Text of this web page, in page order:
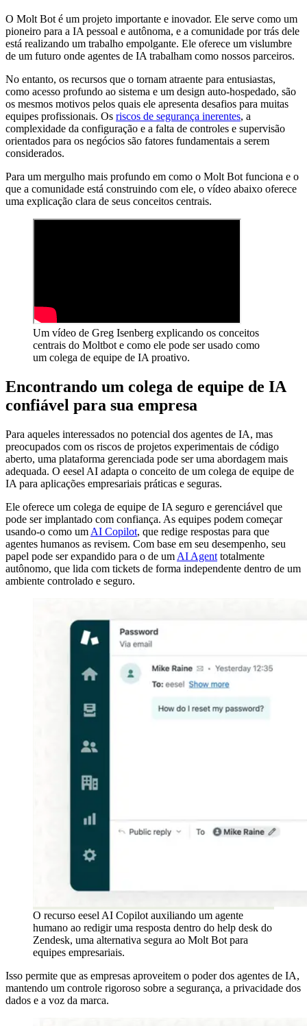
O Molt Bot é um projeto importante e inovador. Ele serve como um
pioneiro para a IA pessoal e autônoma, e a comunidade por trás dele
está realizando um trabalho empolgante. Ele oferece um vislumbre
de um futuro onde agentes de IA trabalham como nossos parceiros.
No entanto, os recursos que o tornam atraente para entusiastas,
como acesso profundo ao sistema e um design auto-hospedado, são
os mesmos motivos pelos quais ele apresenta desafios para muitas
equipes profissionais. Os riscos de segurança inerentes, a
complexidade da configuração e a falta de controles e supervisão
orientados para os negócios são fatores fundamentais a serem
considerados.
Para um mergulho mais profundo em como o Molt Bot funciona e o
que a comunidade está construindo com ele, o vídeo abaixo oferece
uma explicação clara de seus conceitos centrais.
Um vídeo de Greg Isenberg explicando os conceitos
centrais do Moltbot e como ele pode ser usado como
um colega de equipe de IA proativo.
Encontrando um colega de equipe de IA
confiável para sua empresa
Para aqueles interessados no potencial dos agentes de IA, mas
preocupados com os riscos de projetos experimentais de código
aberto, uma plataforma gerenciada pode ser uma abordagem mais
adequada. O eesel AI adapta o conceito de um colega de equipe de
IA para aplicações empresariais práticas e seguras.
Ele oferece um colega de equipe de IA seguro e gerenciável que
pode ser implantado com confiança. As equipes podem começar
usando-o como um AI Copilot, que redige respostas para que
agentes humanos as revisem. Com base em seu desempenho, seu
papel pode ser expandido para o de um AI Agent totalmente
autônomo, que lida com tickets de forma independente dentro de um
ambiente controlado e seguro.
O recurso eesel AI Copilot auxiliando um agente
humano ao redigir uma resposta dentro do help desk do
Zendesk, uma alternativa segura ao Molt Bot para
equipes empresariais.
Isso permite que as empresas aproveitem o poder dos agentes de IA,
mantendo um controle rigoroso sobre a segurança, a privacidade dos
dados e a voz da marca.